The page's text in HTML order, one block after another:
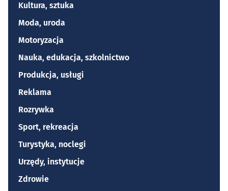
Kultura, sztuka
Moda, uroda
Motoryzacja
Nauka, edukacja, szkolnictwo
Produkcja, usługi
Reklama
Rozrywka
Sport, rekreacja
Turystyka, noclegi
Urzędy, instytucje
Zdrowie